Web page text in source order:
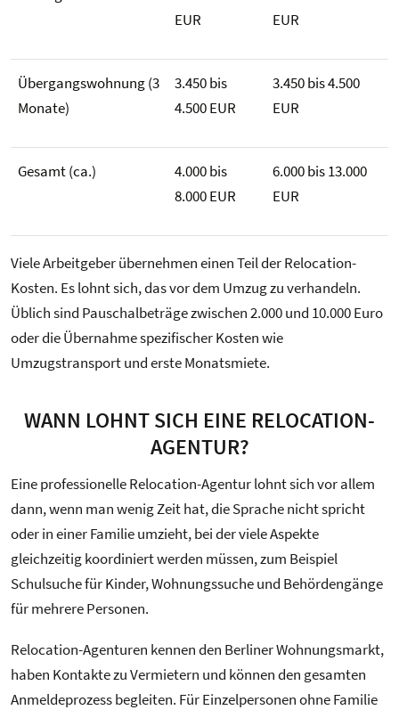
EUR
EUR
Übergangswohnung (3
Monate)
3.450 bis
4.500 EUR
3.450 bis 4.500
EUR
Gesamt (ca.)
4.000 bis
8.000 EUR
6.000 bis 13.000
EUR
Viele Arbeitgeber übernehmen einen Teil der Relocation-
Kosten. Es lohnt sich, das vor dem Umzug zu verhandeln.
Üblich sind Pauschalbeträge zwischen 2.000 und 10.000 Euro
oder die Übernahme spezifischer Kosten wie
Umzugstransport und erste Monatsmiete.
WANN LOHNT SICH EINE RELOCATION-
AGENTUR?
Eine professionelle Relocation-Agentur lohnt sich vor allem
dann, wenn man wenig Zeit hat, die Sprache nicht spricht
oder in einer Familie umzieht, bei der viele Aspekte
gleichzeitig koordiniert werden müssen, zum Beispiel
Schulsuche für Kinder, Wohnungssuche und Behördengänge
für mehrere Personen.
Relocation-Agenturen kennen den Berliner Wohnungsmarkt,
haben Kontakte zu Vermietern und können den gesamten
Anmeldeprozess begleiten. Für Einzelpersonen ohne Familie